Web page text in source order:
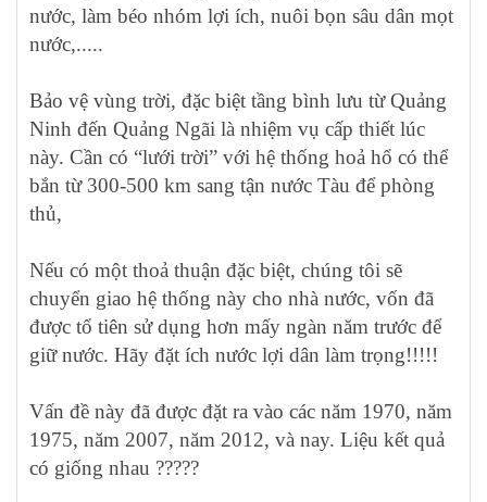
nước, làm béo nhóm lợi ích, nuôi bọn sâu dân mọt
nước,.....
Bảo vệ vùng trời, đặc biệt tầng bình lưu từ Quảng
Ninh đến Quảng Ngãi là nhiệm vụ cấp thiết lúc
này. Cần có “lưới trời” với hệ thống hoả hổ có thể
bắn từ 300-500 km sang tận nước Tàu để phòng
thủ,
Nếu có một thoả thuận đặc biệt, chúng tôi sẽ
chuyển giao hệ thống này cho nhà nước, vốn đã
được tổ tiên sử dụng hơn mấy ngàn năm trước để
giữ nước. Hãy đặt ích nước lợi dân làm trọng!!!!!
Vấn đề này đã được đặt ra vào các năm 1970, năm
1975, năm 2007, năm 2012, và nay. Liệu kết quả
có giống nhau ?????